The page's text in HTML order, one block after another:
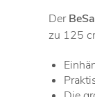
Der
zu 125